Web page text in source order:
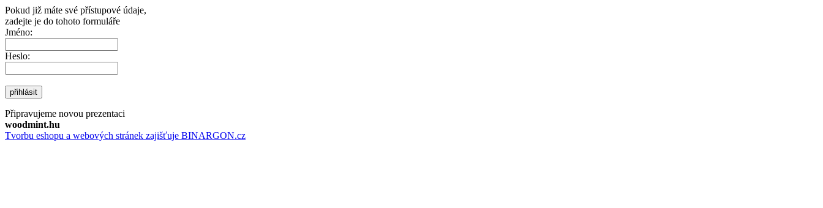
Pokud již máte své přístupové údaje,
zadejte je do tohoto formuláře
Jméno:
Heslo:
přihlásit
Připravujeme novou prezentaci
woodmint.hu
Tvorbu eshopu a webových stránek zajišťuje BINARGON.cz